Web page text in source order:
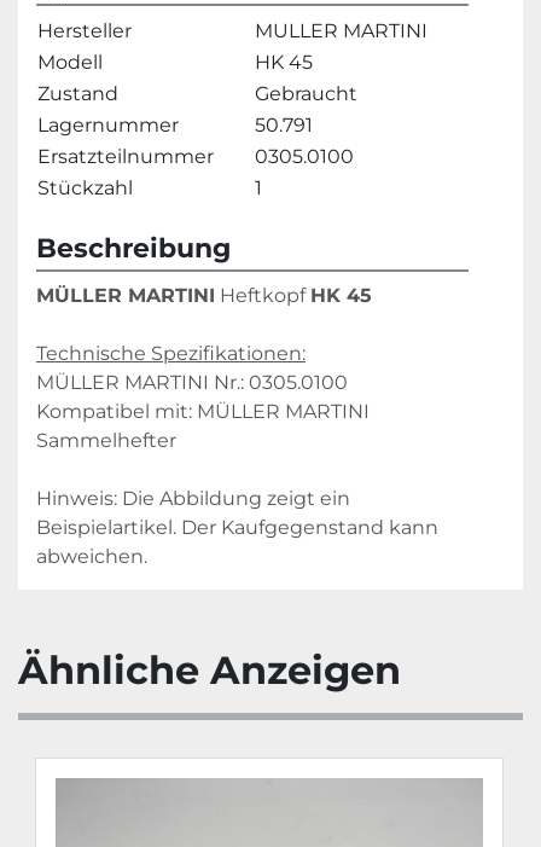
Hersteller
MULLER MARTINI
Modell
HK 45
Zustand
Gebraucht
Lagernummer
50.791
Ersatzteilnummer
0305.0100
Stückzahl
1
Beschreibung
MÜLLER MARTINI Heftkopf HK 45
Technische Spezifikationen:
MÜLLER MARTINI Nr.: 0305.0100
Kompatibel mit: MÜLLER MARTINI
Sammelhefter
Hinweis: Die Abbildung zeigt ein
Beispielartikel. Der Kaufgegenstand kann
abweichen.
Ähnliche Anzeigen